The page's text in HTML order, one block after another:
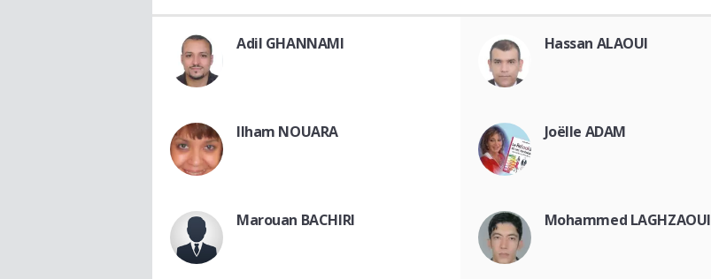
Adil GHANNAMI Hassan ALAOUI
Ilham NOUARA Joëlle ADAM
Marouan BACHIRI Mohammed LAGHZAOUI